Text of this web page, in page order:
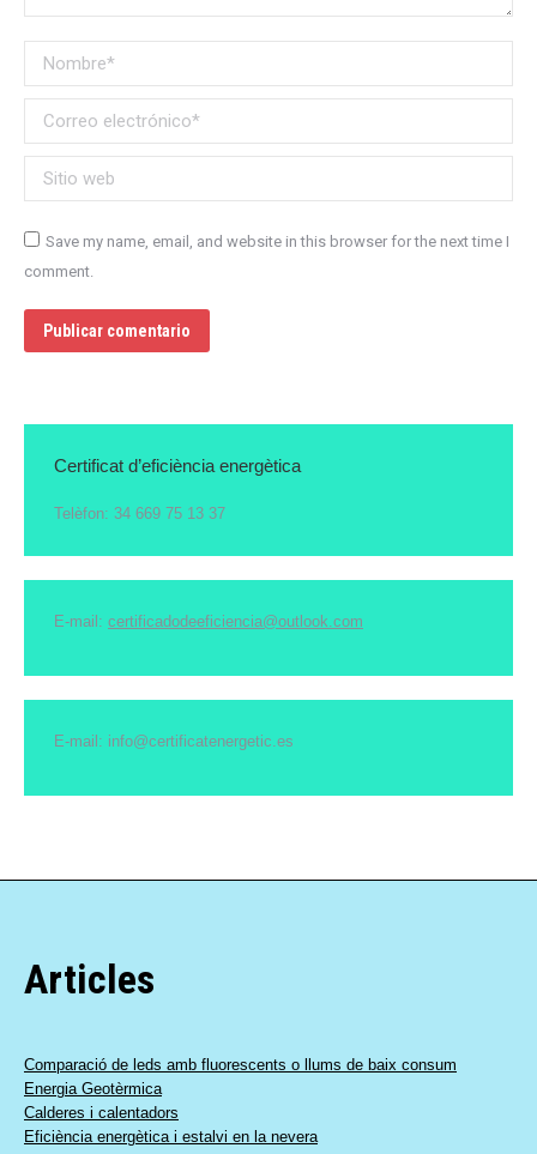
Nombre *
Correo electrónico *
Sitio web
Save my name, email, and website in this browser for the next time I
comment.
Publicar comentario
Certificat d’eficiència energètica
Telèfon: 34 669 75 13 37
E-mail: certificadodeeficiencia@outlook.com
E-mail: info@certificatenergetic.es
Articles
Comparació de leds amb fluorescents o llums de baix consum
Energia Geotèrmica
Calderes i calentadors
Eficiència energètica i estalvi en la nevera